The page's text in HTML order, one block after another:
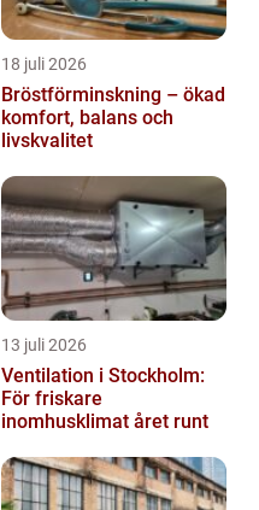
18 juli 2026
Bröstförminskning – ökad
komfort, balans och
livskvalitet
13 juli 2026
Ventilation i Stockholm:
För friskare
inomhusklimat året runt